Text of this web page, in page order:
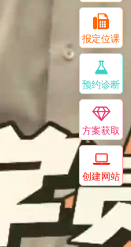
报定位课
预约诊断
方案获取
创建网站